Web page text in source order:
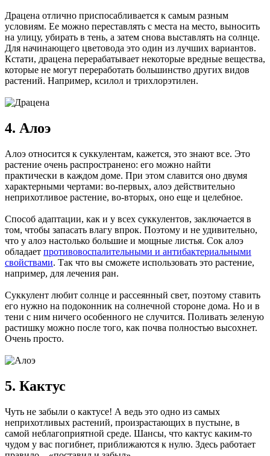
Драцена отлично приспосабливается к самым разным
условиям. Ее можно переставлять с места на место, выносить
на улицу, убирать в тень, а затем снова выставлять на солнце.
Для начинающего цветовода это один из лучших вариантов.
Кстати, драцена перерабатывает некоторые вредные вещества,
которые не могут переработать большинство других видов
растений. Например, ксилол и трихлорэтилен.
4. Алоэ
Алоэ относится к суккулентам, кажется, это знают все. Это
растение очень распространено: его можно найти
практически в каждом доме. При этом славится оно двумя
характерными чертами: во-первых, алоэ действительно
неприхотливое растение, во-вторых, оно еще и целебное.
Способ адаптации, как и у всех суккулентов, заключается в
том, чтобы запасать влагу впрок. Поэтому и не удивительно,
что у алоэ настолько большие и мощные листья. Сок алоэ
обладает противовоспалительными и антибактериальными
свойствами. Так что вы сможете использовать это растение,
например, для лечения ран.
Суккулент любит солнце и рассеянный свет, поэтому ставить
его нужно на подоконник на солнечной стороне дома. Но и в
тени с ним ничего особенного не случится. Поливать зеленую
растишку можно после того, как почва полностью высохнет.
Очень просто.
5. Кактус
Чуть не забыли о кактусе! А ведь это одно из самых
неприхотливых растений, произрастающих в пустыне, в
самой неблагоприятной среде. Шансы, что кактус каким-то
чудом у вас погибнет, приближаются к нулю. Здесь работает